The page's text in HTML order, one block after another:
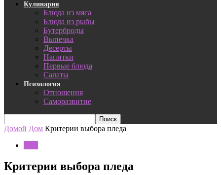
Кулинария
Блюда из мяса
Блюда из рыбы
Бутерброды
Выпечка
Десерты
Напитки
Первые блюда
Салаты
Психология
Отношения
Саморазвитие
Домой Дом Критерии выбора пледа
Критерии выбора пледа